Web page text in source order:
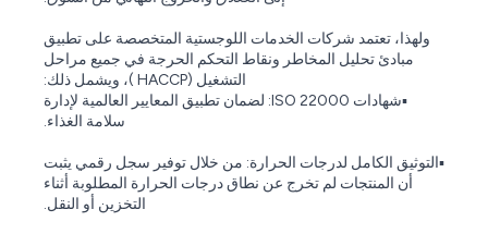
ولهذا، تعتمد شركات الخدمات اللوجستية المتخصصة على تطبيق
مبادئ تحليل المخاطر ونقاط التحكم الحرجة في جميع مراحل
التشغيل (HACCP )، ويشمل ذلك:
▪️شهادات ISO 22000: لضمان تطبيق المعايير العالمية لإدارة
سلامة الغذاء.
▪️التوثيق الكامل لدرجات الحرارة: من خلال توفير سجل رقمي يثبت
أن المنتجات لم تخرج عن نطاق درجات الحرارة المطلوبة أثناء
التخزين أو النقل.